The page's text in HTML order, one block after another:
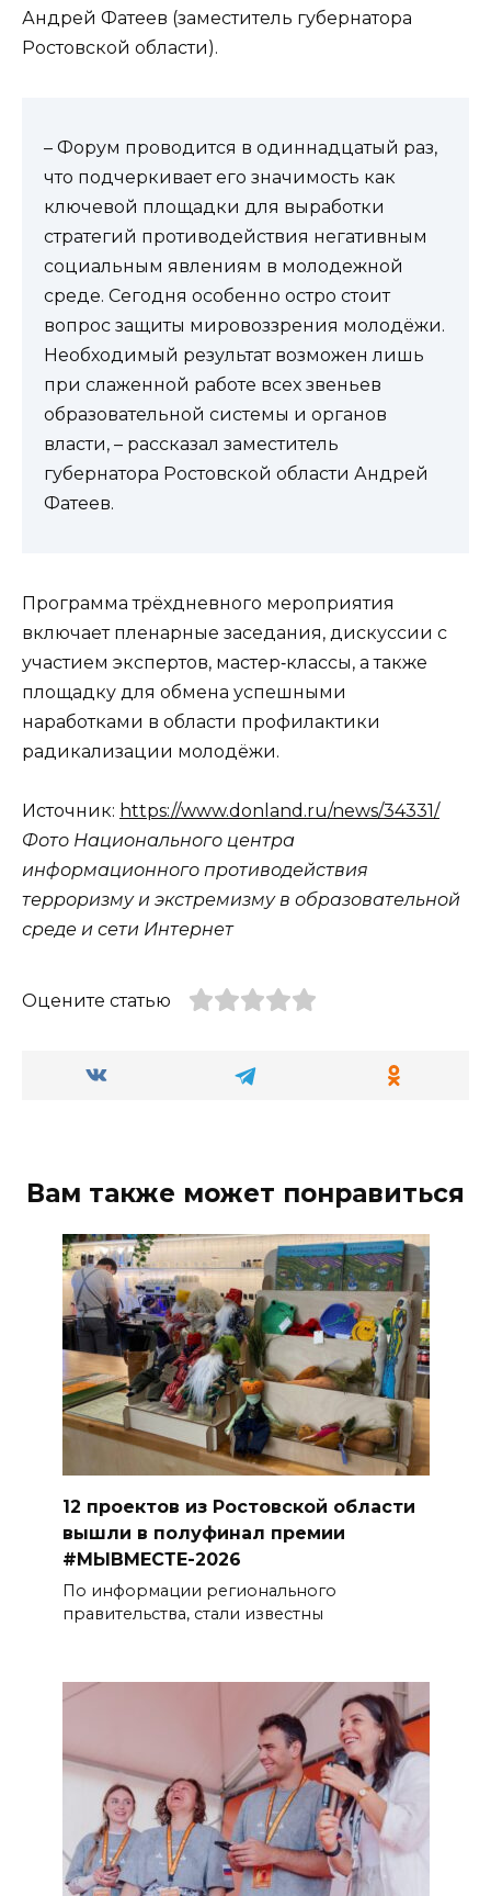
Андрей Фатеев (заместитель губернатора
Ростовской области).
– Форум проводится в одиннадцатый раз,
что подчеркивает его значимость как
ключевой площадки для выработки
стратегий противодействия негативным
социальным явлениям в молодежной
среде. Сегодня особенно остро стоит
вопрос защиты мировоззрения молодёжи.
Необходимый результат возможен лишь
при слаженной работе всех звеньев
образовательной системы и органов
власти, – рассказал заместитель
губернатора Ростовской области Андрей
Фатеев.
Программа трёхдневного мероприятия
включает пленарные заседания, дискуссии с
участием экспертов, мастер‑классы, а также
площадку для обмена успешными
наработками в области профилактики
радикализации молодёжи.
Источник: https://www.donland.ru/news/34331/
Фото Национального центра
информационного противодействия
терроризму и экстремизму в образовательной
среде и сети Интернет
Оцените статью
Вам также может понравиться
12 проектов из Ростовской области
вышли в полуфинал премии
#МЫВМЕСТЕ-2026
По информации регионального
правительства, стали известны